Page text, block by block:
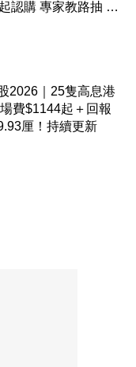
認購 專家教路抽 20
2026｜25隻高息港
費$1144起＋回報
厘！持續更新